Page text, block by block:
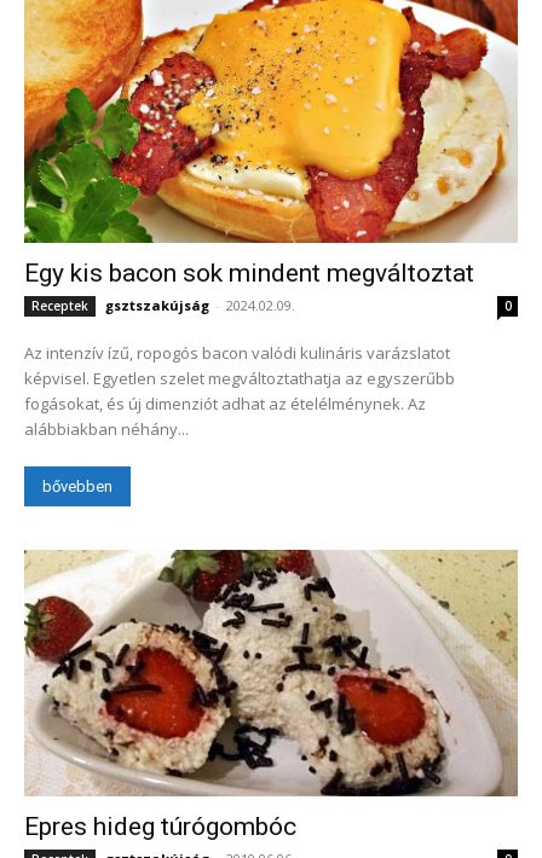
Egy kis bacon sok mindent megváltoztat
Receptek gsztszakújság - 2024.02.09. 0
Az intenzív ízű, ropogós bacon valódi kulináris varázslatot
képvisel. Egyetlen szelet megváltoztathatja az egyszerűbb
fogásokat, és új dimenziót adhat az ételélménynek. Az
alábbiakban néhány...
bővebben
Epres hideg túrógombóc